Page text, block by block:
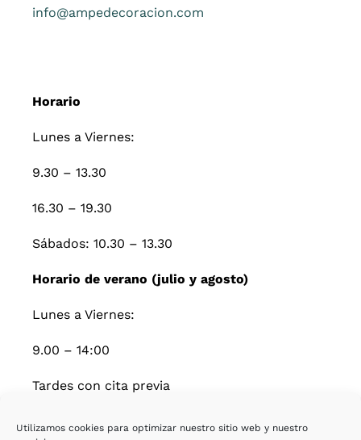
Utilizamos cookies para optimizar nuestro sitio web y nuestro
info@ampedecoracion.com
Horario
Lunes a Viernes:
9.30 – 13.30
16.30 – 19.30
Sábados: 10.30 – 13.30
Horario de verano (julio y agosto)
Lunes a Viernes:
9.00 – 14:00
Tardes con cita previa